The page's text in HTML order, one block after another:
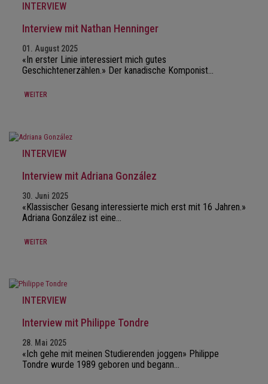
INTERVIEW
Interview mit Nathan Henninger
01. August 2025
«In erster Linie interessiert mich gutes
Geschichtenerzählen.» Der kanadische Komponist…
WEITER
INTERVIEW
Interview mit Adriana González
30. Juni 2025
«Klassischer Gesang interessierte mich erst mit 16 Jahren.»
Adriana González ist eine…
WEITER
INTERVIEW
Interview mit Philippe Tondre
28. Mai 2025
«Ich gehe mit meinen Studierenden joggen» Philippe
Tondre wurde 1989 geboren und begann…